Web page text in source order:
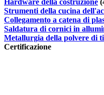
Strumenti della cucina
Collegamento a catena di
Saldatura di cornici in
Metallurgia della polvere di
Certificazione